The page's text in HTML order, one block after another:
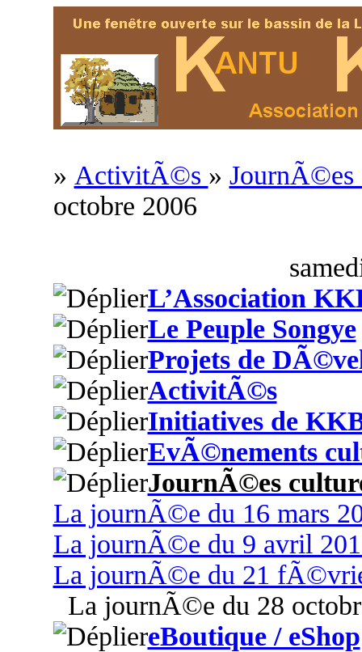
» ActivitÃ©s » JournÃ©es
octobre 2006
L’Association
Le Peuple Songye
Projets de
ActivitÃ©s
Initiatives de
EvÃ©nements
JournÃ©es
La journÃ©e du 16 mars
La journÃ©e du 9 avril
La journÃ©e du 21
La journÃ©e du 28
eBoutique / eShop